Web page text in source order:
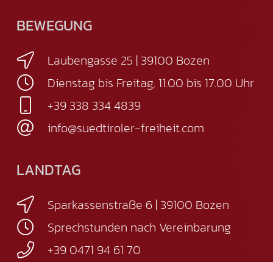
BEWEGUNG
Laubengasse 25 | 39100 Bozen
Dienstag bis Freitag, 11.00 bis 17.00 Uhr
+39 338 334 4839
info@suedtiroler-freiheit.com
LANDTAG
Sparkassenstraße 6 | 39100 Bozen
Sprechstunden nach Vereinbarung
+39 0471 94 61 70